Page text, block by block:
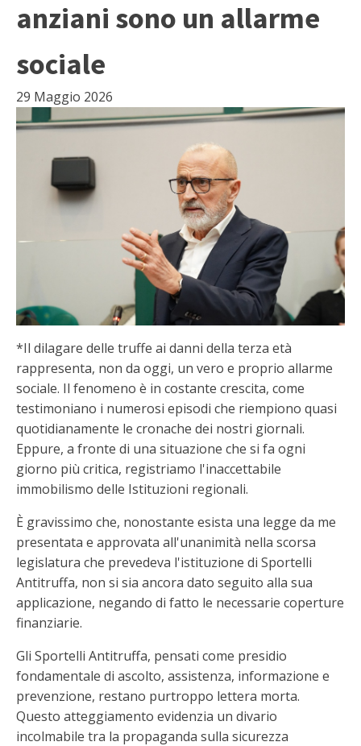
anziani sono un allarme
sociale
29 Maggio 2026
*Il dilagare delle truffe ai danni della terza età
rappresenta, non da oggi, un vero e proprio allarme
sociale. Il fenomeno è in costante crescita, come
testimoniano i numerosi episodi che riempiono quasi
quotidianamente le cronache dei nostri giornali.
Eppure, a fronte di una situazione che si fa ogni
giorno più critica, registriamo l'inaccettabile
immobilismo delle Istituzioni regionali.
È gravissimo che, nonostante esista una legge da me
presentata e approvata all'unanimità nella scorsa
legislatura che prevedeva l'istituzione di Sportelli
Antitruffa, non si sia ancora dato seguito alla sua
applicazione, negando di fatto le necessarie coperture
finanziarie.
Gli Sportelli Antitruffa, pensati come presidio
fondamentale di ascolto, assistenza, informazione e
prevenzione, restano purtroppo lettera morta.
Questo atteggiamento evidenzia un divario
incolmabile tra la propaganda sulla sicurezza